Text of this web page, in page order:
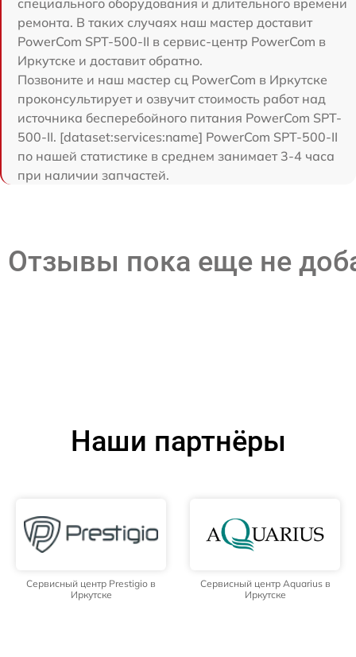
специального оборудования и длительного времени
ремонта. В таких случаях наш мастер доставит
PowerCom SPT-500-II в сервис-центр PowerCom в
Иркутске и доставит обратно.
Позвоните и наш мастер сц PowerCom в Иркутске
проконсультирует и озвучит стоимость работ над
источника бесперебойного питания PowerCom SPT-
500-II. [dataset:services:name] PowerCom SPT-500-II
по нашей статистике в среднем занимает 3-4 часа
при наличии запчастей.
Отзывы пока еще не
Наши партнёры
Сервисный центр Prestigio в
Иркутске
Сервисный центр Aquarius в
Иркутске